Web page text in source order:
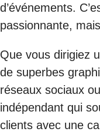
d’événements.
passionnante,
Que vous dirigiez
de superbes
réseaux sociaux
indépendant qui
clients avec une